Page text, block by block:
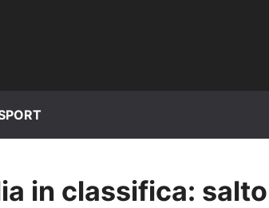
in classifica: salto